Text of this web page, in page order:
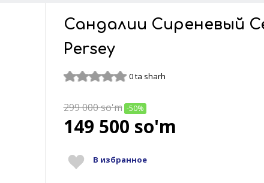
Сандалии Сиреневый
Persey
0 ta sharh
299 000so'm -50%
149 500 so'm
В избранное